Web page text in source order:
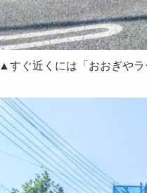
▲すぐ近くには「おおぎや